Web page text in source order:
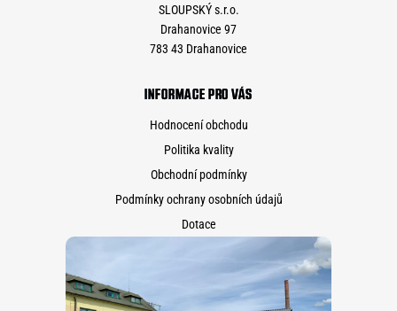
SLOUPSKÝ s.r.o.
Drahanovice 97
783 43 Drahanovice
INFORMACE PRO VÁS
Hodnocení obchodu
Politika kvality
Obchodní podmínky
Podmínky ochrany osobních údajů
Dotace